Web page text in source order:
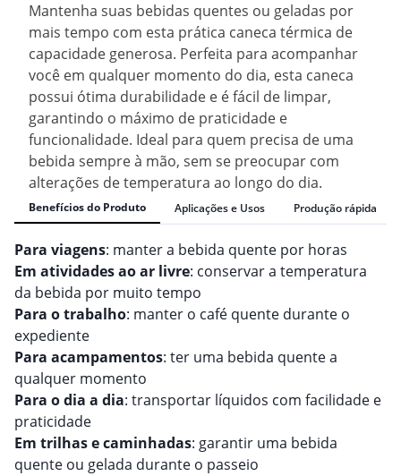
Mantenha suas bebidas quentes ou geladas por
mais tempo com esta prática caneca térmica de
capacidade generosa. Perfeita para acompanhar
você em qualquer momento do dia, esta caneca
possui ótima durabilidade e é fácil de limpar,
garantindo o máximo de praticidade e
funcionalidade. Ideal para quem precisa de uma
bebida sempre à mão, sem se preocupar com
alterações de temperatura ao longo do dia.
Benefícios do Produto Aplicações e Usos Produção rápida
Para viagens: manter a bebida quente por horas
Em atividades ao ar livre: conservar a temperatura
da bebida por muito tempo
Para o trabalho: manter o café quente durante o
expediente
Para acampamentos: ter uma bebida quente a
qualquer momento
Para o dia a dia: transportar líquidos com facilidade e
praticidade
Em trilhas e caminhadas: garantir uma bebida
quente ou gelada durante o passeio